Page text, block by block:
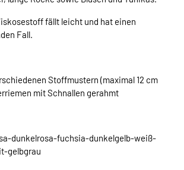
fällt leicht und hat einen
Fall.
Stoffmustern (maximal 12 cm
mit Schnallen gerahmt
dunkelrosa-fuchsia-dunkelgelb-weiß-
gelbgrau